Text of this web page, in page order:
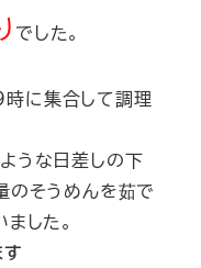
でした。
時に集合して調理
うな日差しの下
のそうめんを茹で
した。